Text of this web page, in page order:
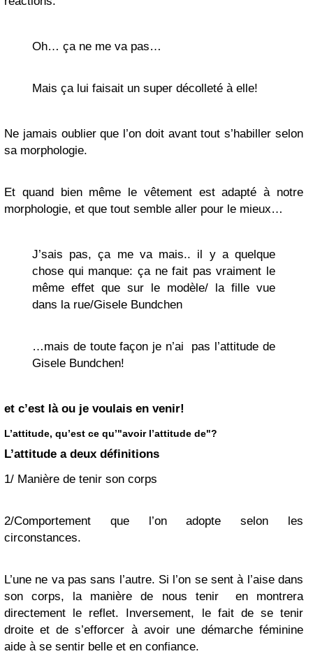
Oh… ça ne me va pas…
Mais ça lui faisait un super décolleté à elle!
Ne jamais oublier que l’on doit avant tout s’habiller selon
sa morphologie.
Et quand bien même le vêtement est adapté à notre
morphologie, et que tout semble aller pour le mieux…
J’sais pas, ça me va mais.. il y a quelque
chose qui manque: ça ne fait pas vraiment le
même effet que sur le modèle/ la fille vue
dans la rue/Gisele Bundchen
…mais de toute façon je n’ai pas l’attitude de
Gisele Bundchen!
et c’est là ou je voulais en venir!
L’attitude, qu’est ce qu’"avoir l’attitude de"?
L’attitude a deux définitions
1/ Manière de tenir son corps
2/Comportement que l’on adopte selon les
circonstances.
L’une ne va pas sans l’autre. Si l’on se sent à l’aise dans
son corps, la manière de nous tenir en montrera
directement le reflet. Inversement, le fait de se tenir
droite et de s’efforcer à avoir une démarche féminine
aide à se sentir belle et en confiance.